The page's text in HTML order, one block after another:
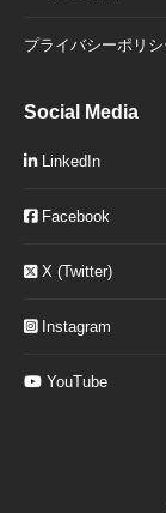
プライバシーポリシ
Social Media
LinkedIn
Facebook
X (Twitter)
Instagram
YouTube